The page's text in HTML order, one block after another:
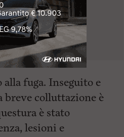
fuga. Inseguito e
breve colluttazione è
è stato
lesioni e